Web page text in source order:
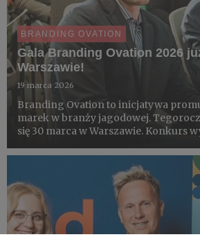
BRANDING OVATION
Gala Branding Ovation 2026
Warszawie!
19 marca 2026
Branding Ovation to inicjatywa
marek w branży jagodowej.
się 30 marca w Warszawie. Konkurs
Marketingu Roku 2026” oraz 8
gatunkowych - Truskaw...